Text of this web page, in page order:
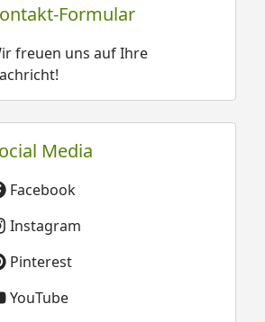
Formular
freuen uns auf Ihre
Media
Facebook
Instagram
Pinterest
YouTube